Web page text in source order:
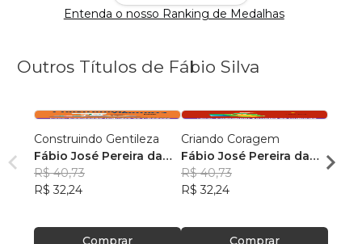
Entenda o nosso Ranking de Medalhas
Outros Títulos de Fábio Silva
Construindo Gentileza
Fábio José Pereira da
Silva
R$ 40,73
R$ 32,24
Criando Coragem
Fábio José Pereira da
Silva
R$ 40,73
R$ 32,24